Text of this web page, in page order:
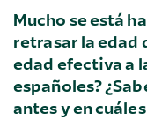
Mucho se está
retrasar la edad
edad efectiva a
españoles?
antes y en